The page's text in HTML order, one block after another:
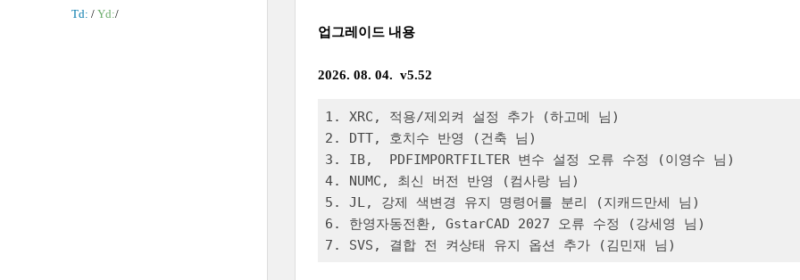
Td: / Yd:/
업그레이드 내용
2026. 08. 04. v5.52
1. XRC, 적용/제외켜 설정 추가 (하고메 님)
2. DTT, 호치수 반영 (건축 님)
3. IB,  PDFIMPORTFILTER 변수 설정 오류 수정 (이영수 님)
4. NUMC, 최신 버전 반영 (컴사랑 님)
5. JL, 강제 색변경 유지 명령어를 분리 (지캐드만세 님)
6. 한영자동전환, GstarCAD 2027 오류 수정 (강세영 님)
7. SVS, 결합 전 켜상태 유지 옵션 추가 (김민재 님)